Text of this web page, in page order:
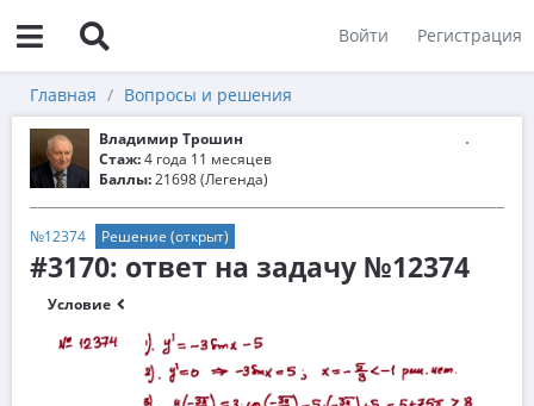
Войти Регистрация
Главная Вопросы и решения
Владимир Трошин
Стаж:4 года 11 месяцев
Баллы:21698 (Легенда)
№12374 Решение (открыт)
#3170: ответ на задачу №12374
Условие